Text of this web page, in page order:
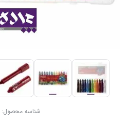
شناسه محصول: